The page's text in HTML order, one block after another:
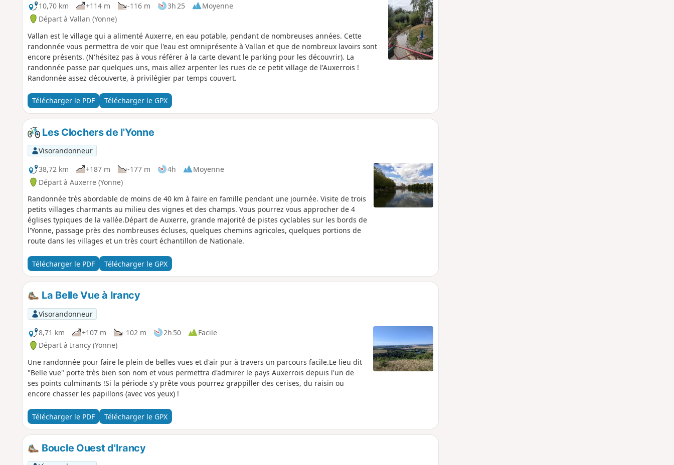
10,70 km
+114 m -116 m 3h 25
Moyenne
Départ à Vallan (Yonne)
Vallan est le village qui a alimenté Auxerre, en eau potable, pendant de nombreuses années. Cette
randonnée vous permettra de voir que l'eau est omniprésente à Vallan et que de nombreux lavoirs sont
encore présents. (N'hésitez pas à vous référer à la carte devant le parking pour les découvrir). La
randonnée passe par quelques uns, mais allez arpenter les rues de ce petit village de l'Auxerrois !
Randonnée assez découverte, à privilégier par temps couvert.
Télécharger le PDF Télécharger le GPX
Les Clochers de l'Yonne
Visorandonneur
38,72 km
+187 m -177 m 4h
Moyenne
Départ à Auxerre (Yonne)
Randonnée très abordable de moins de 40 km à faire en famille pendant une journée. Visite de trois
petits villages charmants au milieu des vignes et des champs. Vous pourrez vous approcher de 4
églises typiques de la vallée.Départ de Auxerre, grande majorité de pistes cyclables sur les bords de
l'Yonne, passage près des nombreuses écluses, quelques chemins agricoles, quelques portions de
route dans les villages et un très court échantillon de Nationale.
Télécharger le PDF Télécharger le GPX
La Belle Vue à Irancy
Visorandonneur
8,71 km
+107 m -102 m 2h 50
Facile
Départ à Irancy (Yonne)
Une randonnée pour faire le plein de belles vues et d'air pur à travers un parcours facile.Le lieu dit
"Belle vue" porte très bien son nom et vous permettra d'admirer le pays Auxerrois depuis l'un de
ses points culminants !Si la période s'y prête vous pourrez grappiller des cerises, du raisin ou
encore chasser les papillons (avec vos yeux) !
Télécharger le PDF Télécharger le GPX
Boucle Ouest d'Irancy